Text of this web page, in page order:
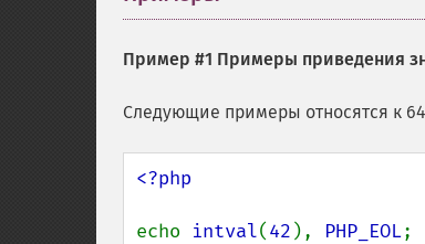
Пример #1 Примеры приведения
Следующие примеры относятся к
<?php
echo intval(42 ), PHP_EOL